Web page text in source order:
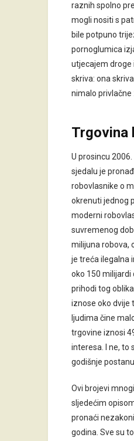
raznih spolno
mogli nositi s
bile potpuno
pornoglumica
utjecajem droge
skriva: ona
nimalo privlačne
Trgovina
U prosincu
sjedalu je
robovlasnike o
okrenuti jednog
moderni
suvremenog
milijuna robova,
je treća ilegalna
oko 150 milijardi
prihodi tog
iznose oko dvije
ljudima čine
trgovine iznosi
interesa. I ne, to
godišnje
Ovi brojevi
sljedećim
pronaći
godina. Sve su